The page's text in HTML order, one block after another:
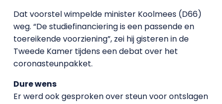
Dat voorstel wimpelde minister Koolmees (D66)
weg. “De studiefinanciering is een passende en
toereikende voorziening”, zei hij gisteren in de
Tweede Kamer tijdens een debat over het
coronasteunpakket.
Dure wens
Er werd ook gesproken over steun voor ontslagen